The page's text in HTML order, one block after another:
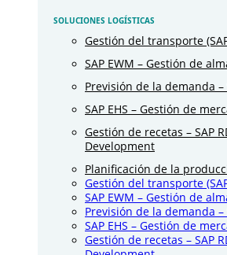
SOLUCIONES LOGÍSTICAS
Gestión del transporte
SAP EWM – Gestión de
Previsión de la demanda –
SAP EHS – Gestión de
Gestión de recetas – SAP
Development
Planificación de la
Gestión del transporte
SAP EWM – Gestión de
Previsión de la demanda –
SAP EHS – Gestión de
Gestión de recetas – SAP